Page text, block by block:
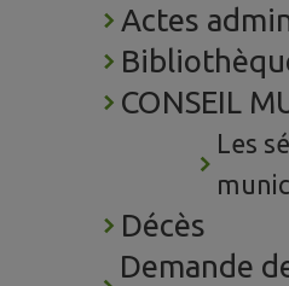
Actes
CONSEIL
Les
Décès
Demande